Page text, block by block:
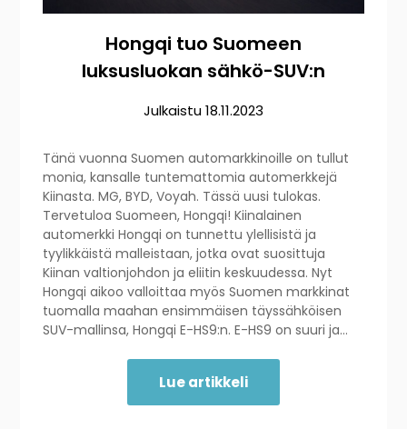
Hongqi tuo Suomeen
luksusluokan sähkö-SUV:n
Julkaistu18.11.2023
Tänä vuonna Suomen automarkkinoille on tullut
monia, kansalle tuntemattomia automerkkejä
Kiinasta. MG, BYD, Voyah. Tässä uusi tulokas.
Tervetuloa Suomeen, Hongqi! Kiinalainen
automerkki Hongqi on tunnettu ylellisistä ja
tyylikkäistä malleistaan, jotka ovat suosittuja
Kiinan valtionjohdon ja eliitin keskuudessa. Nyt
Hongqi aikoo valloittaa myös Suomen markkinat
tuomalla maahan ensimmäisen täyssähköisen
SUV-mallinsa, Hongqi E-HS9:n. E-HS9 on suuri ja…
Lue artikkeli